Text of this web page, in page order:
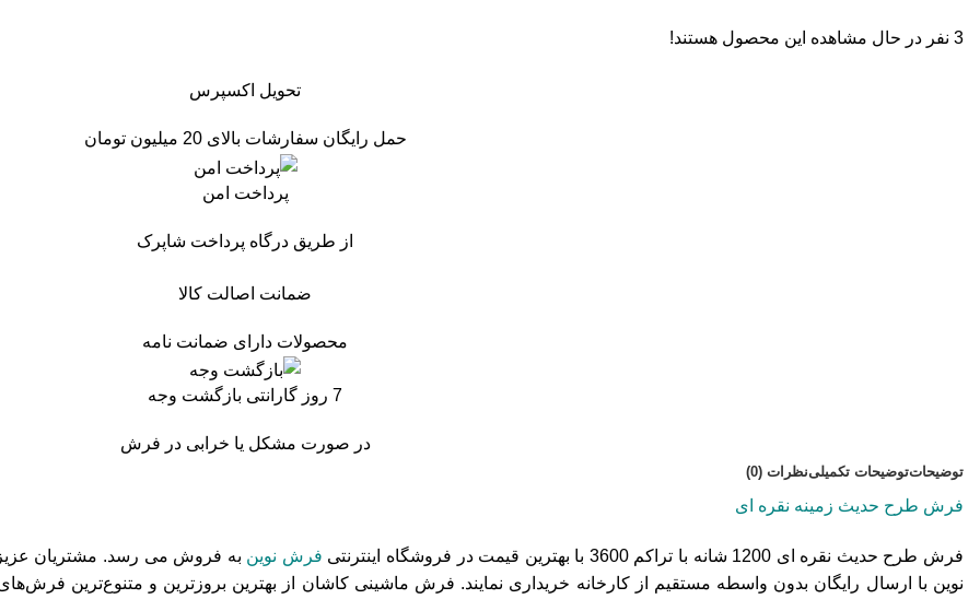
3 نفر در حال مشاهده این محصول هستند!
تحویل اکسپرس
حمل رایگان سفارشات بالای 20 میلیون تومان
پرداخت امن
از طریق درگاه پرداخت شاپرک
ضمانت اصالت کالا
محصولات دارای ضمانت نامه
7 روز گارانتی بازگشت وجه
در صورت مشکل یا خرابی در فرش
توضیحاتتوضیحات تکمیلینظرات (0)
فرش طرح حدیث زمینه نقره ای
فرش طرح حدیث نقره ای 1200 شانه با تراکم 3600 با بهترین قیمت در فروشگاه اینترنتی فرش نوین به فروش می رسد. مشتریان
نوین با ارسال رایگان بدون واسطه مستقیم از کارخانه خریداری نمایند. فرش ماشینی کاشان از بهترین بروزترین و متنوع‌ترین